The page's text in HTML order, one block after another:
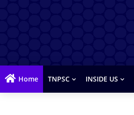
Home TNPSC INSIDE US